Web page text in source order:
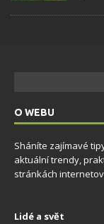
O WEBU
Sháníte zajímavé
aktuální trendy,
stránkách
Lidé a svět